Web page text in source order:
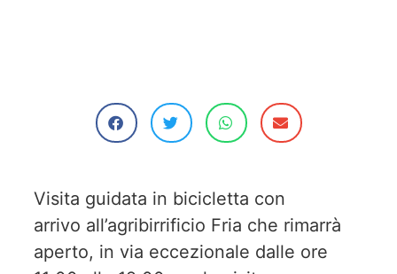
Visita guidata in bicicletta con
arrivo all’agribirrificio Fria che rimarrà
aperto, in via eccezionale dalle ore